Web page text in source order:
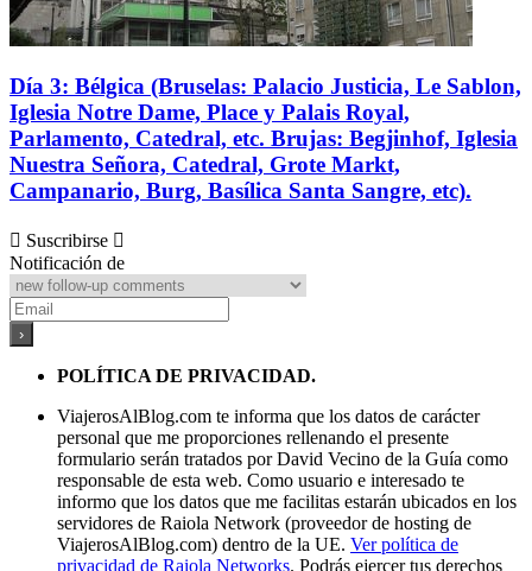
Día 3: Bélgica (Bruselas: Palacio Justicia, Le Sablon,
Iglesia Notre Dame, Place y Palais Royal,
Parlamento, Catedral, etc. Brujas: Begjinhof, Iglesia
Nuestra Señora, Catedral, Grote Markt,
Campanario, Burg, Basílica Santa Sangre, etc).
Suscribirse
Notificación de
POLÍTICA DE PRIVACIDAD.
ViajerosAlBlog.com te informa que los datos de carácter
personal que me proporciones rellenando el presente
formulario serán tratados por David Vecino de la Guía como
responsable de esta web. Como usuario e interesado te
informo que los datos que me facilitas estarán ubicados en los
servidores de Raiola Network (proveedor de hosting de
ViajerosAlBlog.com) dentro de la UE. Ver política de
privacidad de Raiola Networks. Podrás ejercer tus derechos